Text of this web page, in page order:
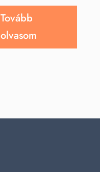
Tovább
olvasom